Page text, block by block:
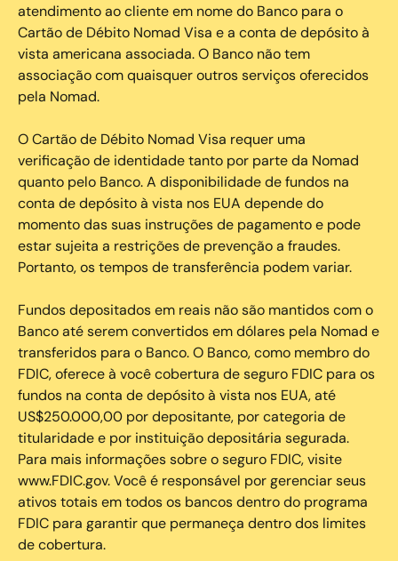
atendimento ao cliente em nome do Banco para o
Cartão de Débito Nomad Visa e a conta de depósito à
vista americana associada. O Banco não tem
associação com quaisquer outros serviços oferecidos
pela Nomad.
O Cartão de Débito Nomad Visa requer uma
verificação de identidade tanto por parte da Nomad
quanto pelo Banco. A disponibilidade de fundos na
conta de depósito à vista nos EUA depende do
momento das suas instruções de pagamento e pode
estar sujeita a restrições de prevenção a fraudes.
Portanto, os tempos de transferência podem variar.
Fundos depositados em reais não são mantidos com o
Banco até serem convertidos em dólares pela Nomad e
transferidos para o Banco. O Banco, como membro do
FDIC, oferece à você cobertura de seguro FDIC para os
fundos na conta de depósito à vista nos EUA, até
US$250.000,00 por depositante, por categoria de
titularidade e por instituição depositária segurada.
Para mais informações sobre o seguro FDIC, visite
www.FDIC.gov. Você é responsável por gerenciar seus
ativos totais em todos os bancos dentro do programa
FDIC para garantir que permaneça dentro dos limites
de cobertura.